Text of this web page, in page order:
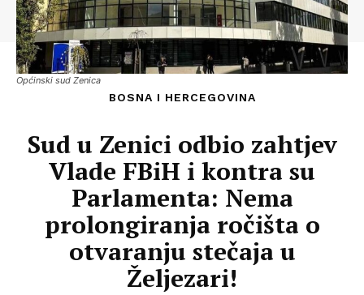
Općinski sud Zenica
BOSNA I HERCEGOVINA
Sud u Zenici odbio zahtjev
Vlade FBiH i kontra su
Parlamenta: Nema
prolongiranja ročišta o
otvaranju stečaja u
Željezari!